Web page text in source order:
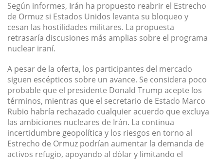
Según informes, Irán ha propuesto reabrir el Estrecho
de Ormuz si Estados Unidos levanta su bloqueo y
cesan las hostilidades militares. La propuesta
retrasaría discusiones más amplias sobre el programa
nuclear iraní.
A pesar de la oferta, los participantes del mercado
siguen escépticos sobre un avance. Se considera poco
probable que el presidente Donald Trump acepte los
términos, mientras que el secretario de Estado Marco
Rubio habría rechazado cualquier acuerdo que excluya
las ambiciones nucleares de Irán. La continua
incertidumbre geopolítica y los riesgos en torno al
Estrecho de Ormuz podrían aumentar la demanda de
activos refugio, apoyando al dólar y limitando el